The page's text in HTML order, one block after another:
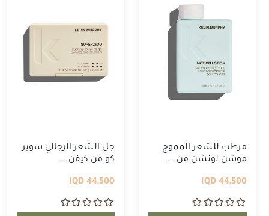
مرطب للشعر المموج
موشن لونشن من ...
44,500 IQD
جل الشعر الرجالي سوبر
كو من كيفن ...
44,500 IQD